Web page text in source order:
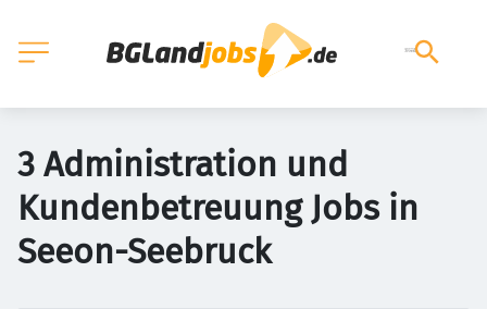
3 Administration und
Kundenbetreuung Jobs in
Seeon-Seebruck